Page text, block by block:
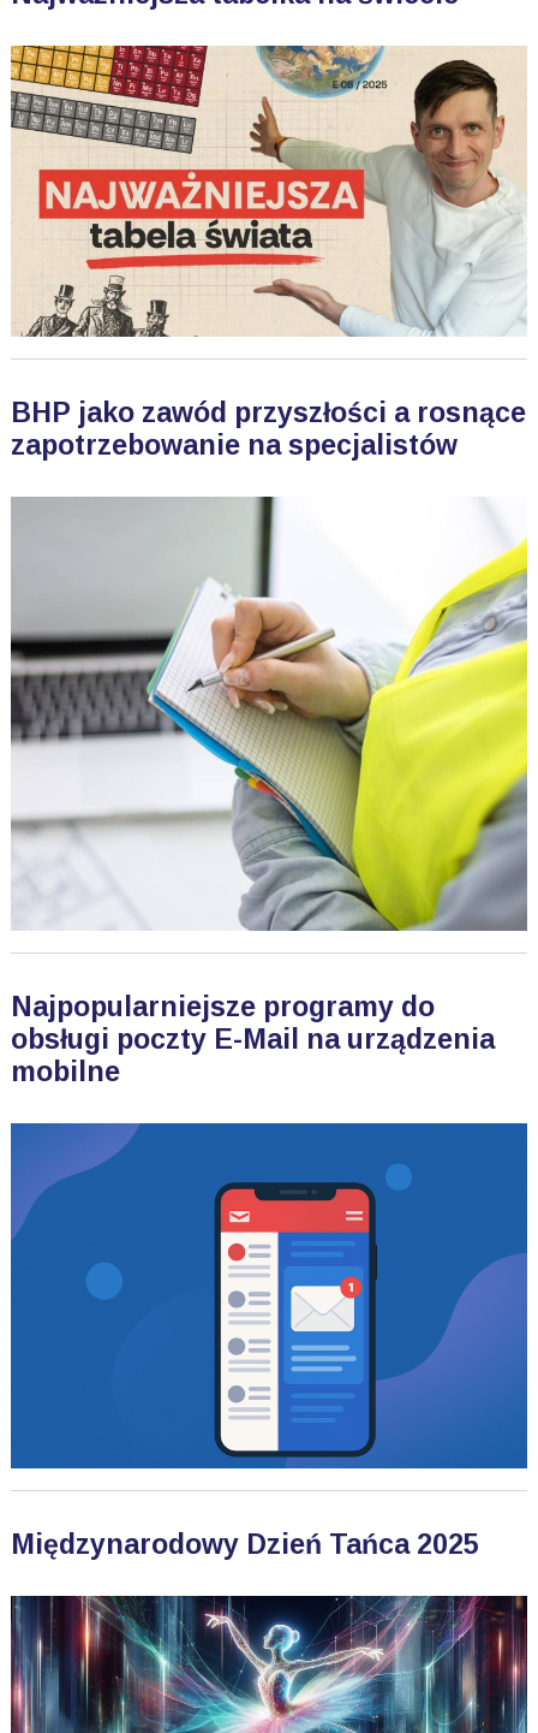
BHP jako zawód przyszłości a rosnące
zapotrzebowanie na specjalistów
Najpopularniejsze programy do
obsługi poczty E-Mail na urządzenia
mobilne
Międzynarodowy Dzień Tańca 2025